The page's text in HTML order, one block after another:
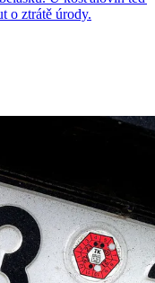
o ztrátě úrody.